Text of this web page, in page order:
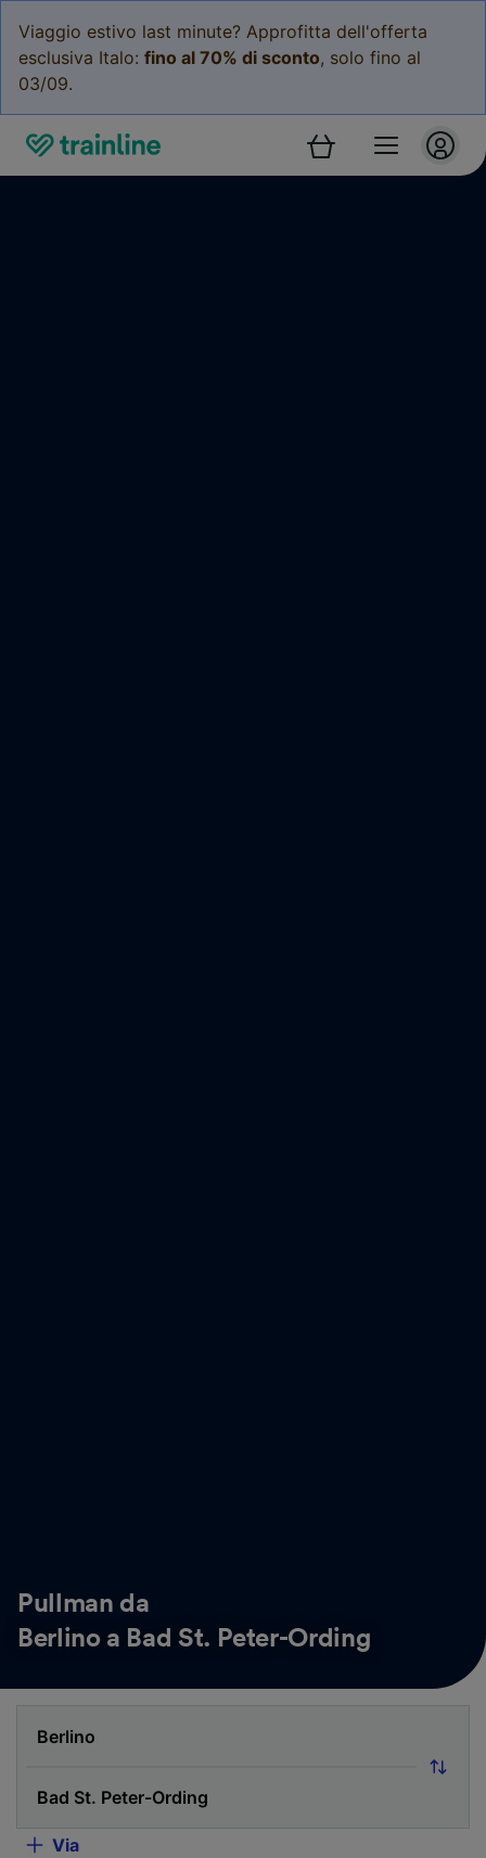
Viaggio estivo last minute? Approfitta dell'offerta
esclusiva Italo: fino al 70% di sconto, solo fino al
03/09.
Pullman da
Berlino a Bad St. Peter-Ording
Via